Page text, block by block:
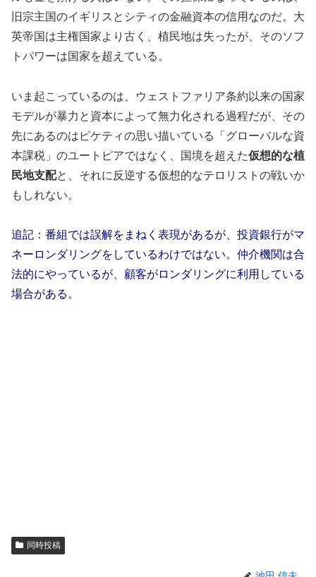
旧宗主国のイギリスとシティの金融資本の信用なのだ。大
英帝国は主権国家より古く、植民地は失ったが、そのソフ
トパワーは国家を超えている。
いま起こっているのは、ウェストファリア条約以来の国家
モデルが暴力と資本によって無力化される過程だが、その
先にあるのはピケティの思い描いている「グローバルな資
本課税」のユートピアではなく、国境を超えた仮想的な植
民地支配と、それに反逆する仮想的なテロリストの戦いか
もしれない。
追記：番組では誤解をまねく表現があるが、投資銀行がマ
ネーロンダリングをしているわけではない。仲介機関は合
法的にやっているが、顧客がロンダリングに利用している
場合がある。
同時投稿